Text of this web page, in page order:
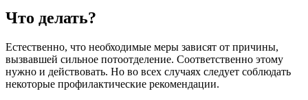
Что делать?
Естественно, что необходимые меры зависят от причины,
вызвавшей сильное потоотделение. Соответственно этому
нужно и действовать. Но во всех случаях следует соблюдать
некоторые профилактические рекомендации.